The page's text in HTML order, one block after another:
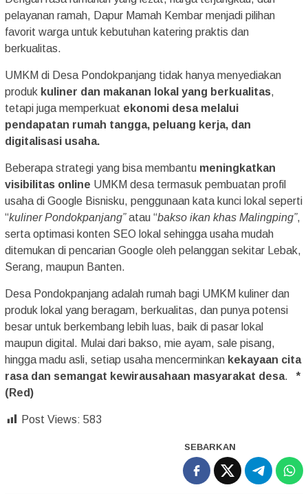
pelayanan ramah, Dapur Mamah Kembar menjadi pilihan
favorit warga untuk kebutuhan katering praktis dan
berkualitas.
UMKM di Desa Pondokpanjang tidak hanya menyediakan
produk kuliner dan makanan lokal yang berkualitas,
tetapi juga memperkuat ekonomi desa melalui
pendapatan rumah tangga, peluang kerja, dan
digitalisasi usaha.
Beberapa strategi yang bisa membantu meningkatkan
visibilitas online UMKM desa termasuk pembuatan profil
usaha di Google Bisnisku, penggunaan kata kunci lokal seperti
“kuliner Pondokpanjang”atau “bakso ikan khas Malingping”,
serta optimasi konten SEO lokal sehingga usaha mudah
ditemukan di pencarian Google oleh pelanggan sekitar Lebak,
Serang, maupun Banten.
Desa Pondokpanjang adalah rumah bagi UMKM kuliner dan
produk lokal yang beragam, berkualitas, dan punya potensi
besar untuk berkembang lebih luas, baik di pasar lokal
maupun digital. Mulai dari bakso, mie ayam, sale pisang,
hingga madu asli, setiap usaha mencerminkan kekayaan cita
rasa dan semangat kewirausahaan masyarakat desa.*
(Red)
Post Views: 583
SEBARKAN